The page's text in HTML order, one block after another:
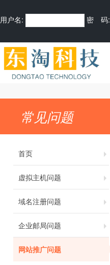
用户名: 密 码:
常见问题
首页
虚拟主机问题
域名注册问题
企业邮局问题
网站推广问题